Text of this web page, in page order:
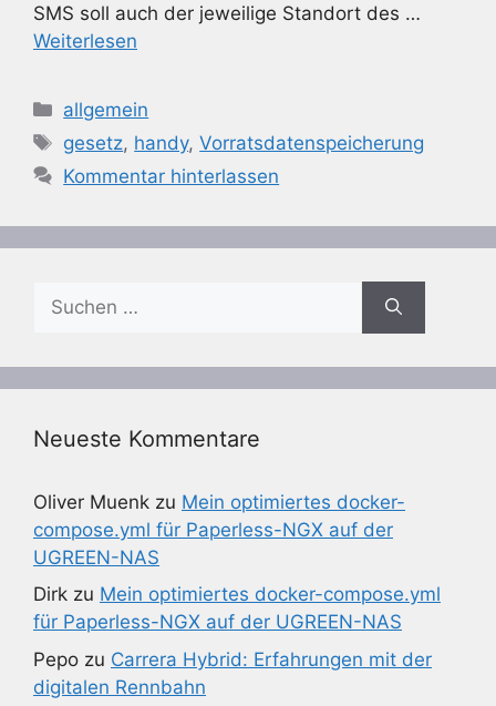
SMS soll auch der jeweilige Standort des …
Weiterlesen
Kategorien
allgemein
Schlagwörter
gesetz, handy,Vorratsdatenspeicherung
Kommentar hinterlassen
nach:
Neueste Kommentare
Oliver Muenk zu Mein optimiertes docker-
compose.yml für Paperless-NGX auf der
UGREEN-NAS
Dirk zu Mein optimiertes docker-compose.yml
für Paperless-NGX auf der UGREEN-NAS
Pepo zu Carrera Hybrid: Erfahrungen mit der
digitalen Rennbahn